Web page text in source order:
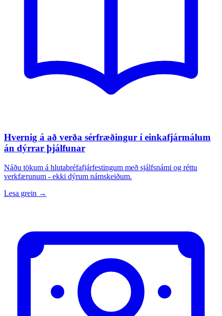
Hvernig á að verða sérfræðingur í einkafjármálum
án dýrrar þjálfunar
Náðu tökum á hlutabréfafjárfestingum með sjálfsnámi og réttu
verkfærunum - ekki dýrum námskeiðum.
Lesa grein →